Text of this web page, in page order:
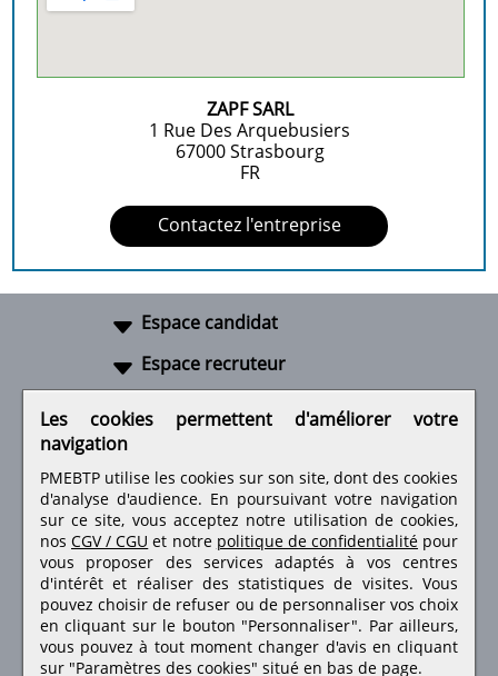
ZAPF SARL
1 Rue Des Arquebusiers
67000Strasbourg
FR
Contactez l'entreprise
Espace candidat
Espace recruteur
Retrouvez-nous sur les réseaux sociaux
Les cookies permettent d'améliorer votre
navigation
PMEBTP utilise les cookies sur son site, dont des cookies
d'analyse d'audience. En poursuivant votre navigation
sur ce site, vous acceptez notre utilisation de cookies,
nos CGV / CGU et notre politique de confidentialité pour
vous proposer des services adaptés à vos centres
d'intérêt et réaliser des statistiques de visites.Vous
pouvez choisir de refuser ou de personnaliser vos choix
en cliquant sur le bouton "Personnaliser". Par ailleurs,
vous pouvez à tout moment changer d'avis en cliquant
sur "Paramètres des cookies" situé en bas de page.